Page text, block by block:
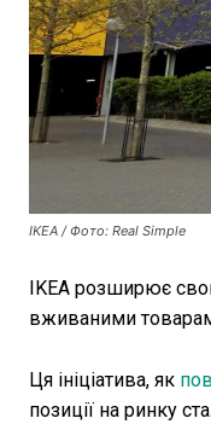
IKEA / Фото: Real Simple
IKEA розширює
вживаними
Ця ініціатива, як
позиції на ринку